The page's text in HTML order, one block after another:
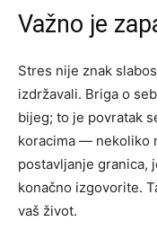
Važno je
Stres nije znak
izdržavali. Briga o
bijeg; to je povratak
koracima — nekoliko
postavljanje granica,
konačno izgovorite.
vaš život.